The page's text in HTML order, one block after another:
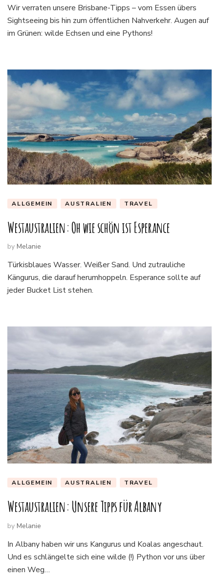
Wir verraten unsere Brisbane-Tipps – vom Essen übers
Sightseeing bis hin zum öffentlichen Nahverkehr. Augen auf
im Grünen: wilde Echsen und eine Pythons!
ALLGEMEIN AUSTRALIEN TRAVEL
Westaustralien: Oh wie schön ist Esperance
by Melanie
Türkisblaues Wasser. Weißer Sand. Und zutrauliche
Kängurus, die darauf herumhoppeln. Esperance sollte auf
jeder Bucket List stehen.
ALLGEMEIN AUSTRALIEN TRAVEL
Westaustralien: Unsere Tipps für Albany
by Melanie
In Albany haben wir uns Kangurus und Koalas angeschaut.
Und es schlängelte sich eine wilde (!) Python vor uns über
einen Weg…